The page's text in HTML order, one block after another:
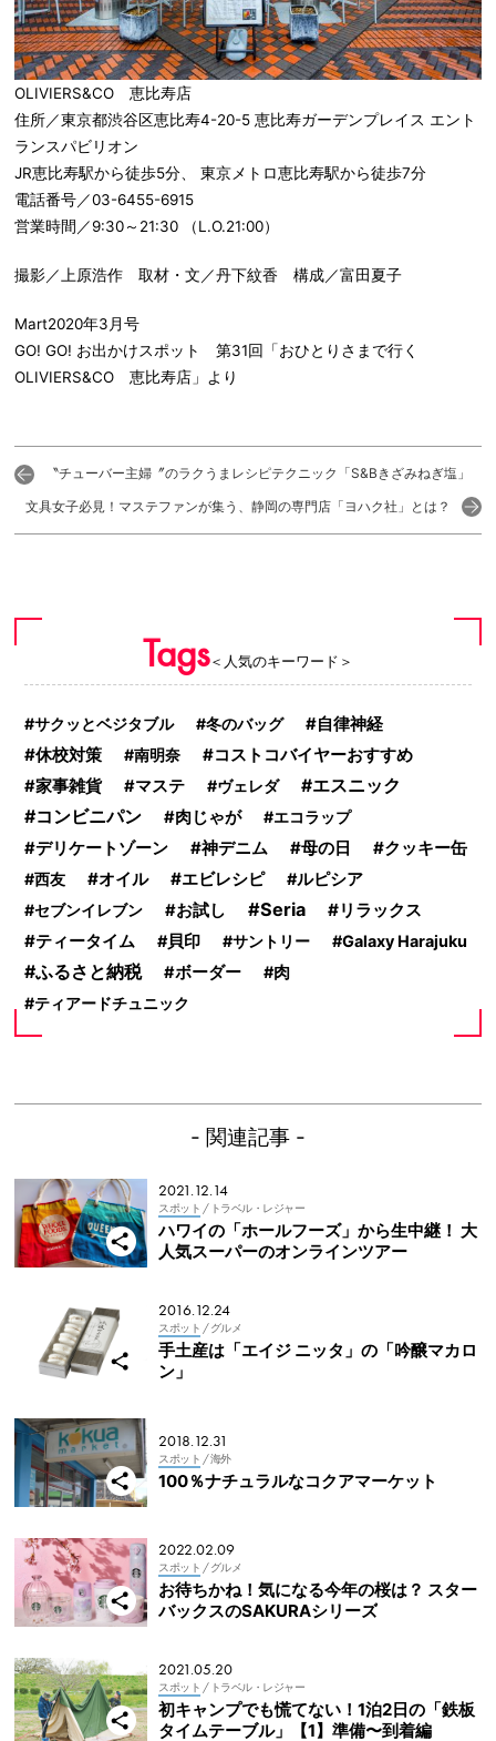
OLIVIERS&CO 恵比寿店
住所／東京都渋谷区恵比寿4-20-5 恵比寿ガーデンプレイス エント
ランスパビリオン
JR恵比寿駅から徒歩5分、 東京メトロ恵比寿駅から徒歩7分
電話番号／03-6455-6915
営業時間／9:30～21:30 （L.O.21:00）
撮影／上原浩作 取材・文／丹下紋香 構成／富田夏子
Mart2020年3月号
GO! GO! お出かけスポット 第31回「おひとりさまで行く
OLIVIERS&CO 恵比寿店」より
〝チューバー主婦〞のラクうまレシピテクニック「S&Bきざみねぎ塩」
文具女子必見！マステファンが集う、静岡の専門店「ヨハク社」とは？
Tags＜人気のキーワード＞
サクッとベジタブル 冬のバッグ 自律神経
休校対策 南明奈 コストコバイヤーおすすめ
家事雑貨 マステ ヴェレダ
エスニック
コンビニパン
肉じゃが エコラップ
デリケートゾーン 神デニム 母の日 クッキー缶
西友 オイル エビレシピ ルピシア
セブンイレブン お試し Seria
リラックス
ティータイム
貝印 サントリー Galaxy Harajuku
ふるさと納税 ボーダー 肉
ティアードチュニック
- 関連記事 -
2021.12.14
スポット / トラベル・レジャー
ハワイの「ホールフーズ」から生中継！ 大
人気スーパーのオンラインツアー
2016.12.24
スポット / グルメ
手土産は「エイジ ニッタ」の「吟醸マカロ
ン」
2018.12.31
スポット / 海外
100％ナチュラルなコクアマーケット
2022.02.09
スポット / グルメ
お待ちかね！気になる今年の桜は？ スター
バックスのSAKURAシリーズ
2021.05.20
スポット / トラベル・レジャー
初キャンプでも慌てない！1泊2日の「鉄板
タイムテーブル」【1】準備〜到着編